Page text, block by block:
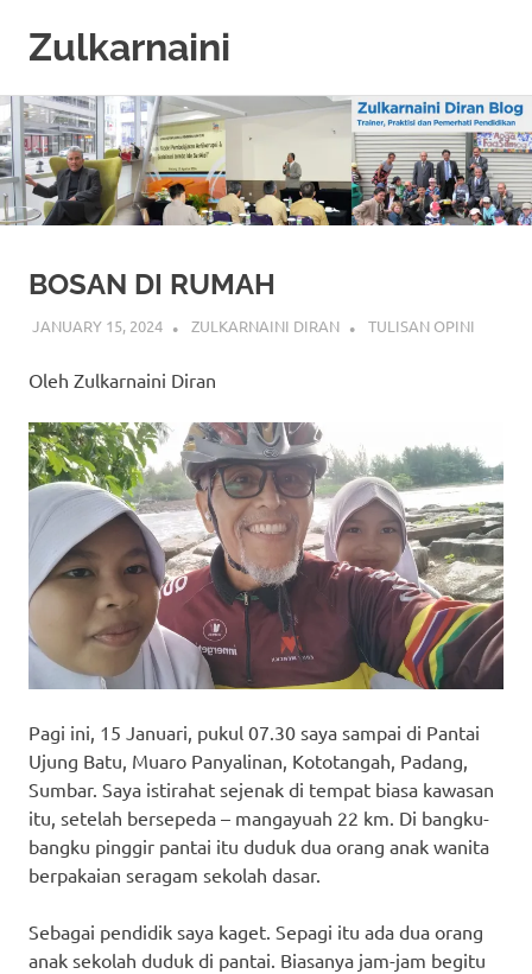
Skip
to
content
Zulkarnaini
Blog
BOSAN DI RUMAH
JANUARY 15, 2024 ZULKARNAINI DIRAN TULISAN OPINI
Oleh Zulkarnaini Diran
Pagi ini, 15 Januari, pukul 07.30 saya sampai di Pantai
Ujung Batu, Muaro Panyalinan, Kototangah, Padang,
Sumbar. Saya istirahat sejenak di tempat biasa kawasan
itu, setelah bersepeda – mangayuah 22 km. Di bangku-
bangku pinggir pantai itu duduk dua orang anak wanita
berpakaian seragam sekolah dasar.
Sebagai pendidik saya kaget. Sepagi itu ada dua orang
anak sekolah duduk di pantai. Biasanya jam-jam begitu